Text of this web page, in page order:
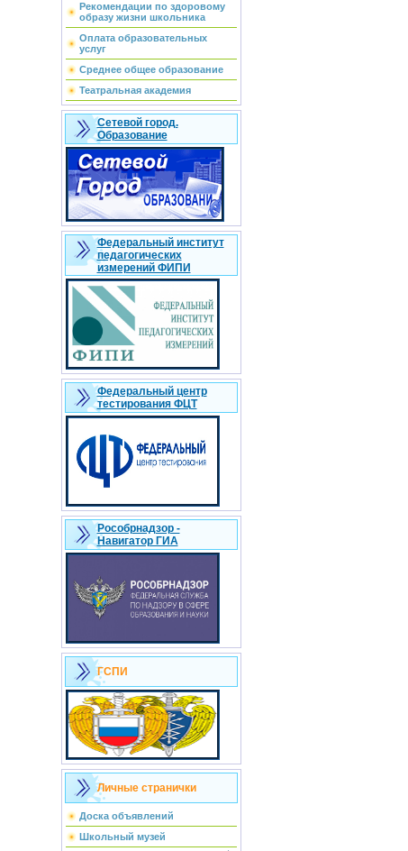
Рекомендации по здоровому
образу жизни школьника
Оплата образовательных
услуг
Среднее общее образование
Театральная академия
Сетевой город.
Образование
Федеральный институт
педагогических
измерений ФИПИ
Федеральный центр
тестирования ФЦТ
Рособрнадзор -
Навигатор ГИА
ГСПИ
Личные странички
Доска объявлений
Школьный музей